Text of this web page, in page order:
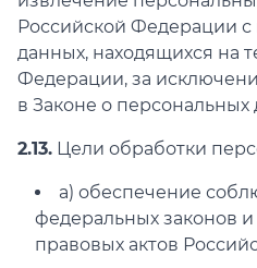
Российской Федерации
данных, находящихся на
Федерации, за
в Законе о персональных
2.13. Цели обработки
а) обеспечение
федеральных законов
правовых актов